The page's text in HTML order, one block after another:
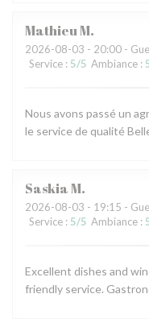
MathieuM
2026-08-03 - 20:00 -
Service : 5/5 Ambiance :
Nous avons passé un
le service de qualité
SaskiaM
2026-08-03 - 19:15 -
Service : 5/5 Ambiance :
Excellent dishes and
friendly service.